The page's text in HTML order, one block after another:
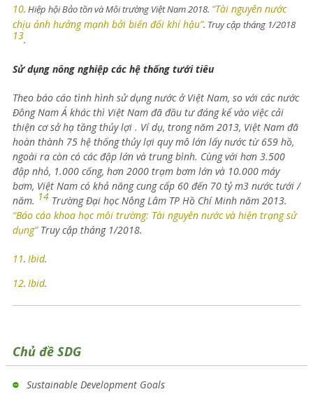
10. Hiệp hội Bảo tồn và Môi trường Việt Nam 2018. “Tài nguyên nước
chịu ảnh hưởng mạnh bởi biến đổi khí hậu”. Truy cập tháng 1/2018
13.
Sử dụng nông nghiệp các hệ thống tưới tiêu
Theo báo cáo tình hình sử dụng nước ở Việt Nam, so với các nước
Đông Nam Á khác thì Việt Nam đã đầu tư đáng kể vào việc cải
thiện cơ sở hạ tầng thủy lợi . Ví dụ, trong năm 2013, Việt Nam đã
hoàn thành 75 hệ thống thủy lợi quy mô lớn lấy nước từ 659 hồ,
ngoài ra còn có các đập lớn và trung bình. Cùng với hơn 3.500
đập nhỏ, 1.000 cống, hơn 2000 trạm bơm lớn và 10.000 máy
bơm, Việt Nam có khả năng cung cấp 60 đến 70 tỷ m3 nước tưới /
năm. 14Trường Đại học Nông Lâm TP Hồ Chí Minh năm 2013.
“Báo cáo khoa học môi trường: Tài nguyên nước và hiện trạng sử
dụng”Truy cập tháng 1/2018.
11. Ibid.
12. Ibid.
Chủ đề SDG
Sustainable Development Goals